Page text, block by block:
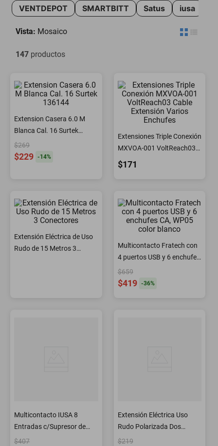
VENTDEPOT SMARTBITT Satus iusa
Vista: Mosaico
147 productos
Extension Casera 6.0 M
Blanca Cal. 16 Surtek
136144
$269
$229 -14%
Extensiones Triple Conexión
MXVOA-001 VoltReach03
Cable Extensión Varios
$171
Extensión Eléctrica de Uso
Rudo de 15 Metros 3
Multicontacto Fratech con
4 puertos USB y 6 enchufes
CA, WP05 color blanco
$659
$419 -36%
Multicontacto IUSA 8
Entradas c/Supresor de
Picos y 2 USB
$407
Extensión Eléctrica Uso
Rudo Polarizada Dos
Capas 2m Surtek
$219
motoneta